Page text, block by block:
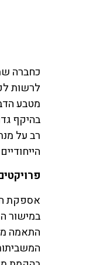
כחברה
לרשות
מטבע
בהיקף
רב על
אספקת
במישור
התאמה